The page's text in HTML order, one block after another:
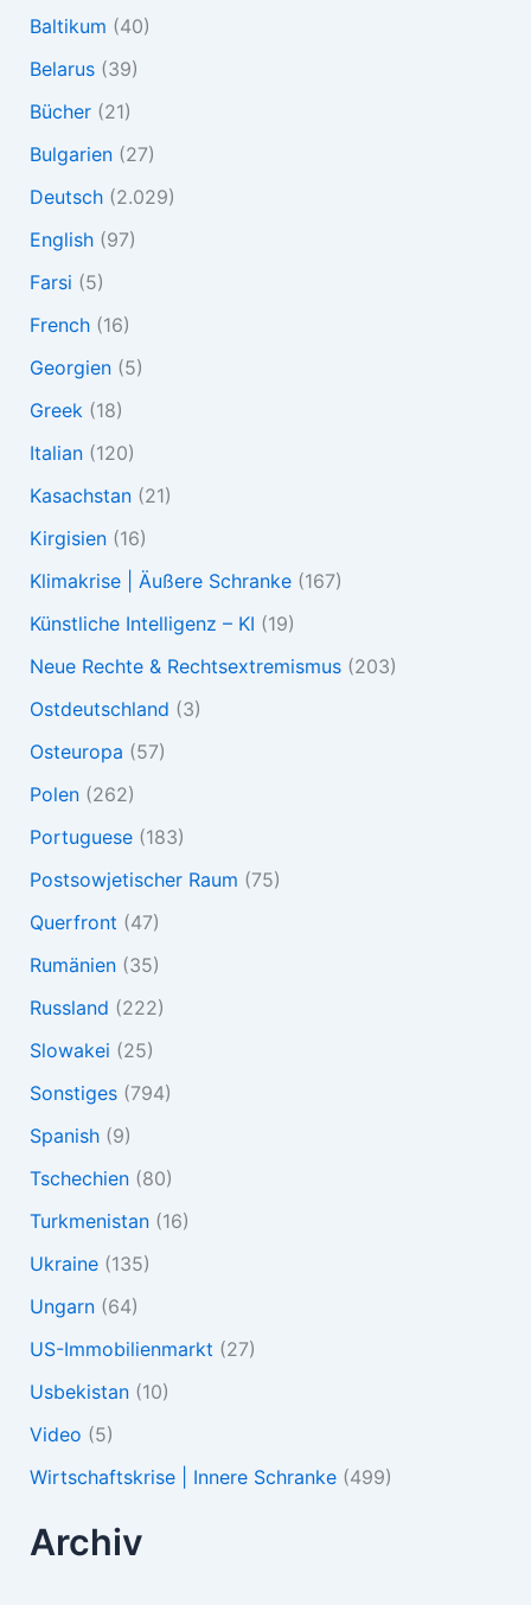
Baltikum (40)
Belarus(39)
Bücher(21)
Bulgarien(27)
Deutsch(2.029)
English(97)
Farsi (5)
French(16)
Georgien(5)
Greek (18)
Italian(120)
Kasachstan(21)
Kirgisien(16)
Klimakrise | Äußere Schranke(167)
Künstliche Intelligenz – KI (19)
Neue Rechte & Rechtsextremismus(203)
Ostdeutschland (3)
Osteuropa (57)
Polen(262)
Portuguese(183)
Postsowjetischer Raum (75)
Querfront (47)
Rumänien(35)
Russland (222)
Slowakei (25)
Sonstiges(794)
Spanish(9)
Tschechien(80)
Turkmenistan(16)
Ukraine(135)
Ungarn(64)
US-Immobilienmarkt (27)
Usbekistan(10)
Video (5)
Wirtschaftskrise | Innere Schranke(499)
Archiv